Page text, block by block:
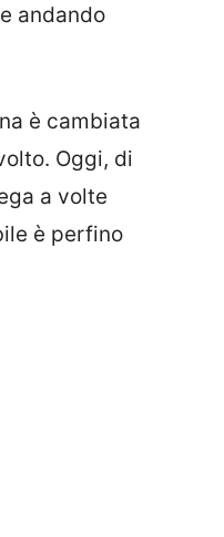
andando
è cambiata
Oggi, di
a volte
è perfino